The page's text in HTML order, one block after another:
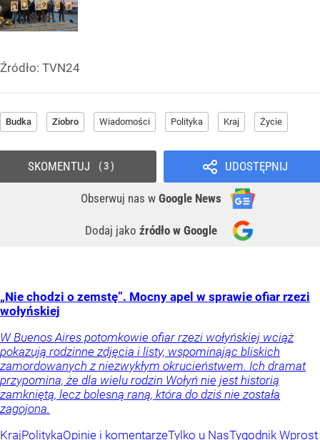
Źródło: TVN24
Budka Ziobro Wiadomości Polityka Kraj Życie
UDOSTĘPNIJ
Obserwuj nas w Google News
Dodaj jako źródło w Google
SKOMENTUJ 3
„Nie chodzi o zemstę”. Mocny apel w sprawie ofiar rzezi
wołyńskiej
W Buenos Aires potomkowie ofiar rzezi wołyńskiej wciąż
pokazują rodzinne zdjęcia i listy, wspominając bliskich
zamordowanych z niezwykłym okrucieństwem. Ich dramat
przypomina, że dla wielu rodzin Wołyń nie jest historią
zamkniętą, lecz bolesną raną, która do dziś nie została
zagojona.
KrajPolitykaOpinie i komentarzeTylko u NasTygodnik Wprost